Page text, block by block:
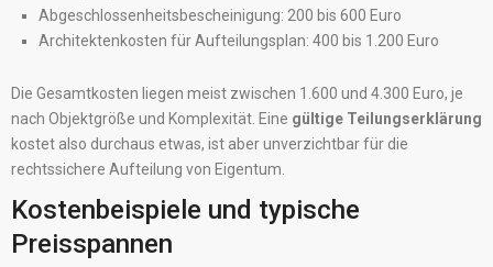
Abgeschlossenheitsbescheinigung: 200 bis 600 Euro
Architektenkosten für Aufteilungsplan: 400 bis 1.200 Euro
Die Gesamtkosten liegen meist zwischen 1.600 und 4.300 Euro, je
nach Objektgröße und Komplexität. Eine gültige Teilungserklärung
kostet also durchaus etwas, ist aber unverzichtbar für die
rechtssichere Aufteilung von Eigentum.
Kostenbeispiele und typische
Preisspannen